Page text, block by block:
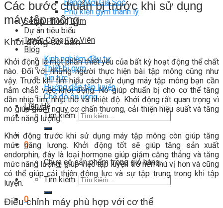
Hàng Mới Giá Sốc
Phụ kiện gym thanh lý
Setup Phòng Gym
Dự án tiêu biểu
Tuyển Cộng Tác Viên
Blog
Kinh nghiệm đầu tư
Thiết bị gym
Tin tức
Hướng dẫn tập luyện
Chế độ ăn uống
Liên Hệ
Tìm kiếm:
0
Chưa có sản phẩm trong giỏ hàng.
Tìm kiếm:
0
Các bước chuẩn bị trước khi sử dụng
máy tập mông
Khởi động cơ bản
Khởi động là một phần thiết yếu của bất kỳ hoạt động thể chất
nào. Đối với những người thực hiện bài tập mông cũng như
vậy. Trước khi tìm hiểu cách sử dụng máy tập mông bạn cần
nắm chắc việc khởi động. Nó giúp chuẩn bị cho cơ thể tăng
dần nhịp tim, nhịp thở và nhiệt độ. Khởi động rất quan trọng vì
nó giúp giảm nguy cơ chấn thương, cải thiện hiệu suất và tăng
mức năng lượng.
Khởi động trước khi sử dụng máy tập mông còn giúp tăng
mức năng lượng. Khởi động tốt sẽ giúp tăng sản xuất
endorphin, đây là loại hormone giúp giảm căng thẳng và tăng
mức năng lượng, giúp việc tập luyện trở nên thú vị hơn và cũng
có thể giúp cải thiện động lực và sự tập trung trong khi tập
luyện.
Điều chỉnh máy phù hợp với cơ thể